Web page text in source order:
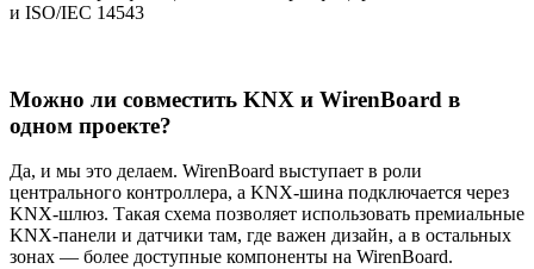
и ISO/IEC 14543
Можно ли совместить KNX и WirenBoard в
одном проекте?
Да, и мы это делаем. WirenBoard выступает в роли
центрального контроллера, а KNX-шина подключается через
KNX-шлюз. Такая схема позволяет использовать премиальные
KNX-панели и датчики там, где важен дизайн, а в остальных
зонах — более доступные компоненты на WirenBoard.